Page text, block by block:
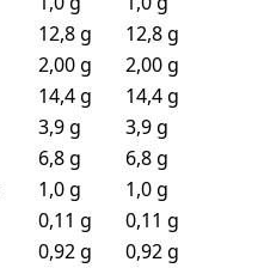
12,8 g
12,8 g
2,00 g
2,00 g
14,4 g
14,4 g
3,9 g
3,9 g
6,8 g
6,8 g
1,0 g
1,0 g
0,11 g
0,11 g
0,92 g
0,92 g